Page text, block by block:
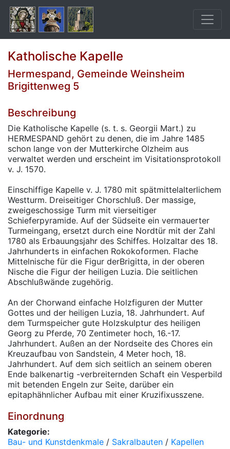
Katholische Kapelle
Hermespand, Gemeinde Weinsheim
Brigittenweg 5
Beschreibung
Die Katholische Kapelle (s. t. s. Georgii Mart.) zu
HERMESPAND gehört zu denen, die im Jahre 1485
schon lange von der Mutterkirche Olzheim aus
verwaltet werden und erscheint im Visitationsprotokoll
v. J. 1570.
Einschiffige Kapelle v. J. 1780 mit spätmittelalterlichem
Westturm. Dreiseitiger Chorschluß. Der massige,
zweigeschossige Turm mit vierseitiger
Schieferpyramide. Auf der Südseite ein vermauerter
Turmeingang, ersetzt durch eine Nordtür mit der Zahl
1780 als Erbauungsjahr des Schiffes. Holzaltar des 18.
Jahrhunderts in einfachen Rokokoformen. Flache
Mittelnische für die Figur derBrigitta, in der oberen
Nische die Figur der heiligen Luzia. Die seitlichen
Abschlußwände zugehörig.
An der Chorwand einfache Holzfiguren der Mutter
Gottes und der heiligen Luzia, 18. Jahrhundert. Auf
dem Turmspeicher gute Holzskulptur des heiligen
Georg zu Pferde, 70 Zentimeter hoch, 16.-17.
Jahrhundert. Außen an der Nordseite des Chores ein
Kreuzaufbau von Sandstein, 4 Meter hoch, 18.
Jahrhundert. Auf dem sich seitlich an seinem oberen
Ende balkenartig -verbreiternden Schaft ein Vesperbild
mit betenden Engeln zur Seite, darüber ein
epitaphähnlicher Aufbau mit einer Kruzifixusszene.
Einordnung
Kategorie:
Bau- und Kunstdenkmale / Sakralbauten / Kapellen